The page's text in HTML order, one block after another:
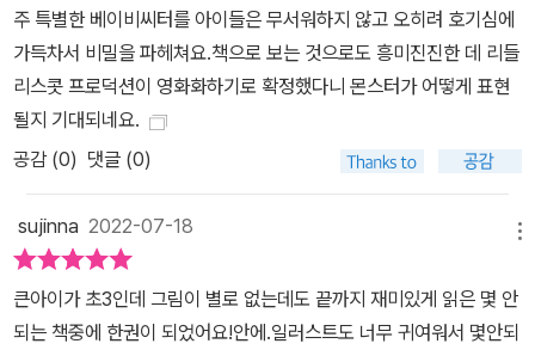
주 특별한 베이비씨터를 아이들은 무서워하지 않고 오히려 호기심에
가득차서 비밀을 파헤쳐요.책으로 보는 것으로도 흥미진진한 데 리들
리스콧 프로덕션이 영화화하기로 확정했다니 몬스터가 어떻게 표현
될지 기대되네요.
공감 (0) 댓글 (0)
sujinna 2022-07-18
큰아이가 초3인데 그림이 별로 없는데도 끝까지 재미있게 읽은 몇 안
되는 책중에 한권이 되었어요!안에.일러스트도 너무 귀여워서 몇안되